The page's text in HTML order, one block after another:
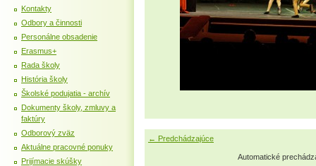
← Predchádzajúce
Automatické
Kontakty
Odbory a činnosti
Personálne obsadenie
Erasmus+
Rada školy
História školy
Školské podujatia - archív
Dokumenty školy, zmluvy a
faktúry
Odborový zväz
Aktuálne pracovné ponuky
Prijímacie skúšky